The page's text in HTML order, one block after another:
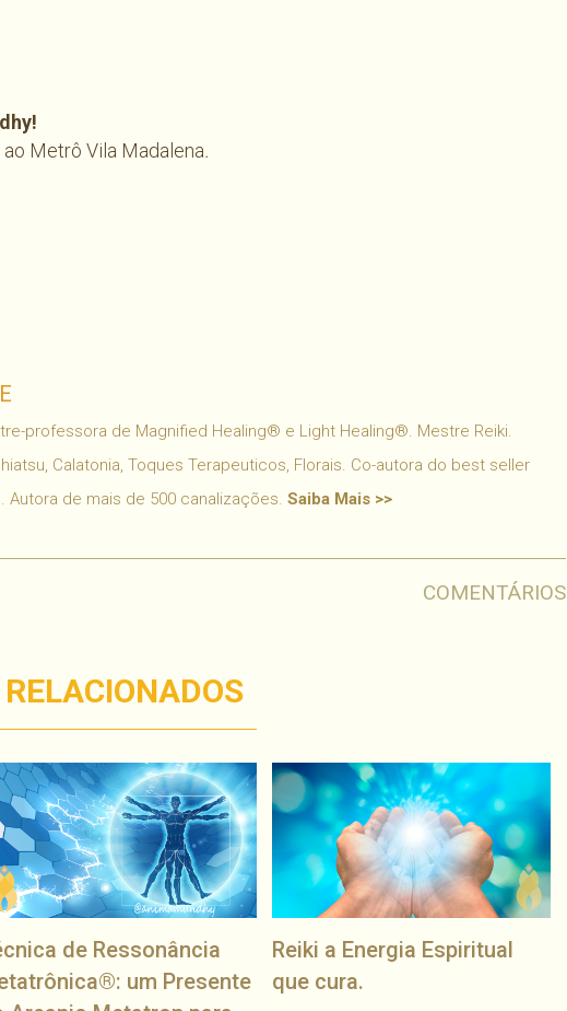
Metrô Vila Madalena.
professora de Magnified Healing® e Light Healing®. Mestre Reiki.
Calatonia, Toques Terapeuticos, Florais. Co-autora do best seller
Autora de mais de 500 canalizações. Saiba Mais >>
COMENTÁRIOS
RELACIONADOS
de Ressonância
um Presente
Reiki a Energia Espiritual
que cura.